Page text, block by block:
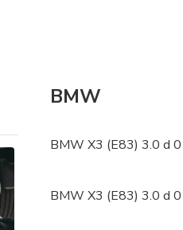
BMW
BMW X3 (E83) 3.0 d
BMW X3 (E83) 3.0 d